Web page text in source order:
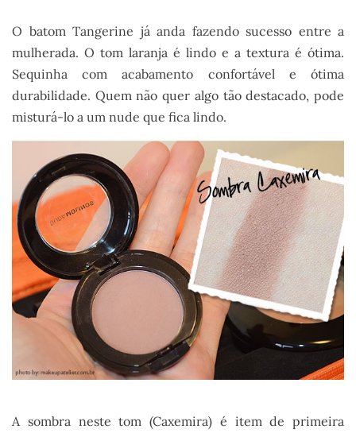
O batom Tangerine já anda fazendo sucesso entre a
mulherada. O tom laranja é lindo e a textura é ótima.
Sequinha com acabamento confortável e ótima
durabilidade. Quem não quer algo tão destacado, pode
misturá-lo a um nude que fica lindo.
A sombra neste tom (Caxemira) é item de primeira